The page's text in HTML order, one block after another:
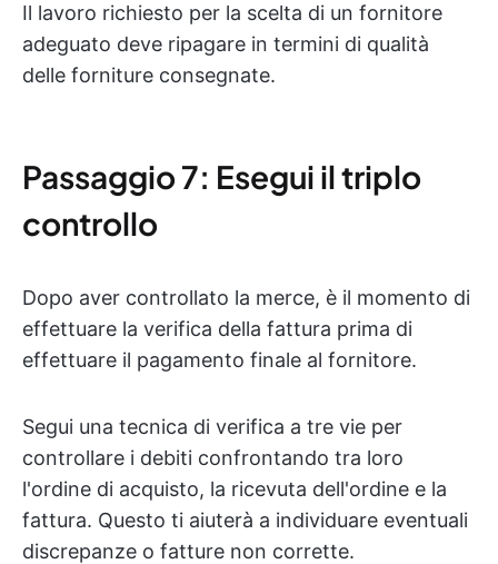
Il lavoro richiesto per la scelta di un fornitore
adeguato deve ripagare in termini di qualità
delle forniture consegnate.
Passaggio 7: Esegui il triplo
controllo
Dopo aver controllato la merce, è il momento di
effettuare la verifica della fattura prima di
effettuare il pagamento finale al fornitore.
Segui una tecnica di verifica a tre vie per
controllare i debiti confrontando tra loro
l'ordine di acquisto, la ricevuta dell'ordine e la
fattura. Questo ti aiuterà a individuare eventuali
discrepanze o fatture non corrette.